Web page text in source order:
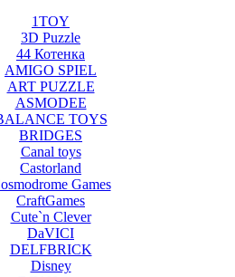
1TOY
3D Puzzle
44 Котенка
AMIGO SPIEL
ART PUZZLE
ASMODEE
TOYS
BRIDGES
Canal toys
Castorland
Games
CraftGames
Cute`n Clever
DaVICI
DELFBRICK
Disney